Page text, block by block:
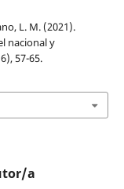
L. M. (2021).
nacional y
57-65.
a